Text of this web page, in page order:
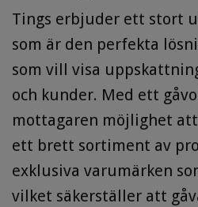
Tings erbjuder ett stort
som är den perfekta
som vill visa
och kunder. Med ett
mottagaren möjlighet
ett brett sortiment av
exklusiva varumärken
vilket säkerställer att